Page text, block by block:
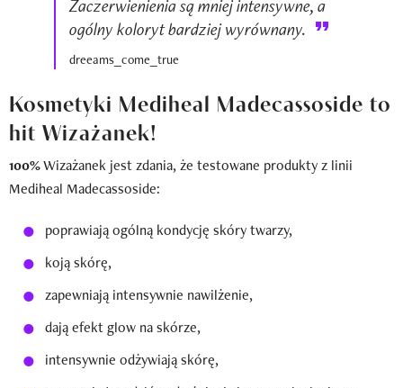
Zaczerwienienia są mniej intensywne, a
ogólny koloryt bardziej wyrównany.
dreeams_come_true
Kosmetyki Mediheal Madecassoside to
hit Wizażanek!
100%Wizażanek jest zdania, że testowane produkty z linii
Mediheal Madecassoside:
poprawiają ogólną kondycję skóry twarzy,
koją skórę,
zapewniają intensywnie nawilżenie,
dają efekt glow na skórze,
intensywnie odżywiają skórę,